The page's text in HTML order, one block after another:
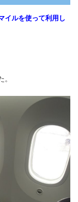
イルを使って利用し